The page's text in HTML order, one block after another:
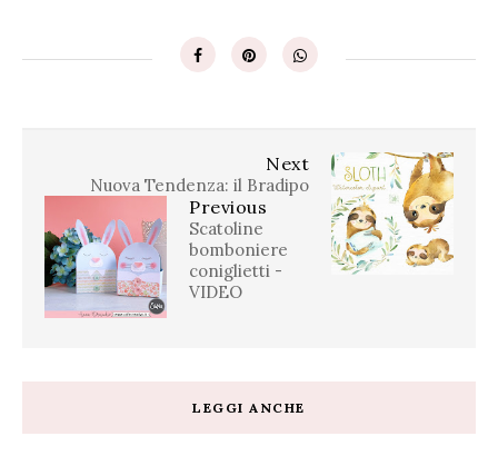
Next
Nuova Tendenza: il Bradipo
Previous
Scatoline
bomboniere
coniglietti -
VIDEO
LEGGI ANCHE